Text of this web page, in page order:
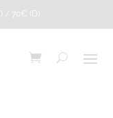
/ 70€ (D)